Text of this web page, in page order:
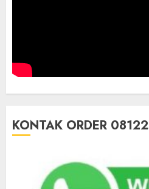
KONTAK ORDER